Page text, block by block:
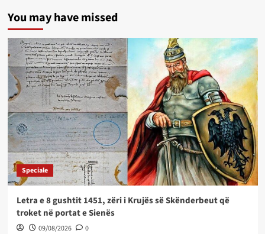
You may have missed
Speciale
Letra e 8 gushtit 1451, zëri i Krujës së Skënderbeut që
troket në portat e Sienës
09/08/2026 0